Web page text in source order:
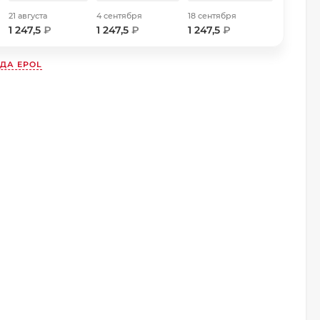
21 августа
1 247,5 ₽
4 сентября
1 247,5₽
18 сентября
1 247,5 ₽
EPOL